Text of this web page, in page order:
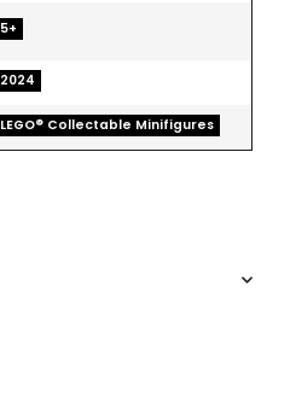
5+
2024
LEGO® Collectable Minifigures